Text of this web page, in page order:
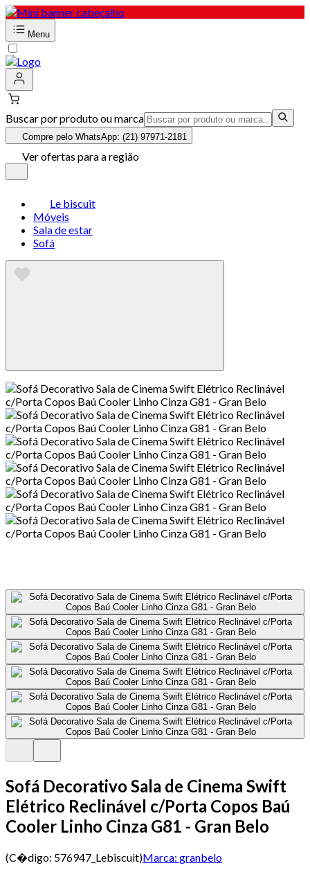
Menu
Buscar por produto ou marca
Compre pelo WhatsApp: (21) 97971-2181
Ver ofertas para a região
Le biscuit
Móveis
Sala de estar
Sofá
Sofá Decorativo Sala de Cinema Swift
Elétrico Reclinável c/Porta Copos Baú
Cooler Linho Cinza G81 - Gran Belo
(C�digo: 576947_Lebiscuit)Marca: granbelo